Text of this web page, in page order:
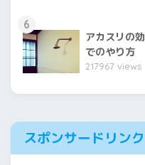
6
アカスリの
でのやり方
217967 views
スポンサードリンク